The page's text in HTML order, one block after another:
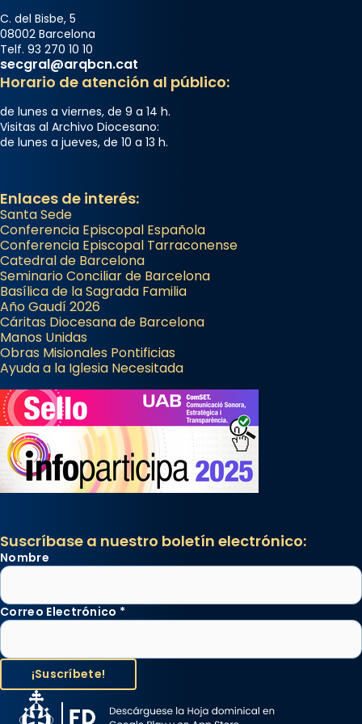
C. del Bisbe, 5
08002 Barcelona
Telf. 93 270 10 10
secgral@arqbcn.cat
Horario de atención al público:
de lunes a viernes, de 9 a 14 h.
Visitas al Archivo Diocesano:
de lunes a jueves, de 10 a 13 h.
Enlaces de interés:
Santa Sede
Conferencia Episcopal Española
Conferencia Episcopal Tarraconense
Catedral de Barcelona
Seminario Conciliar de Barcelona
Basílica de la Sagrada Familia
Año Gaudí 2026
Cáritas Diocesana de Barcelona
Manos Unidas
Obras Misionales Pontificias
Ayuda a la Iglesia Necesitada
Suscríbase a nuestro boletín electrónico:
Nombre
Correo Electrónico *